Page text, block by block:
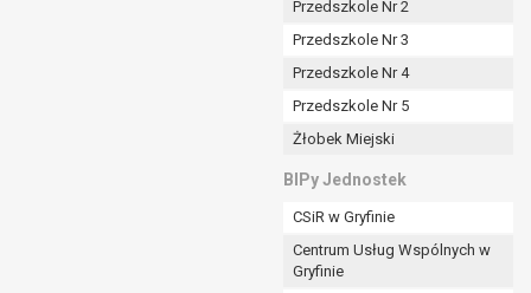
Przedszkole Nr 2
Przedszkole Nr 3
Przedszkole Nr 4
Przedszkole Nr 5
Żłobek Miejski
BIPy Jednostek
CSiR w Gryfinie
Centrum Usług Wspólnych w
Gryfinie
sprawdzić prawidłowość tych danych,
obrony lub dochodzenia roszczeń,
podstawy po stronie administratora są
wyrażonej przez tą osobę,
podstawą prawną jest: